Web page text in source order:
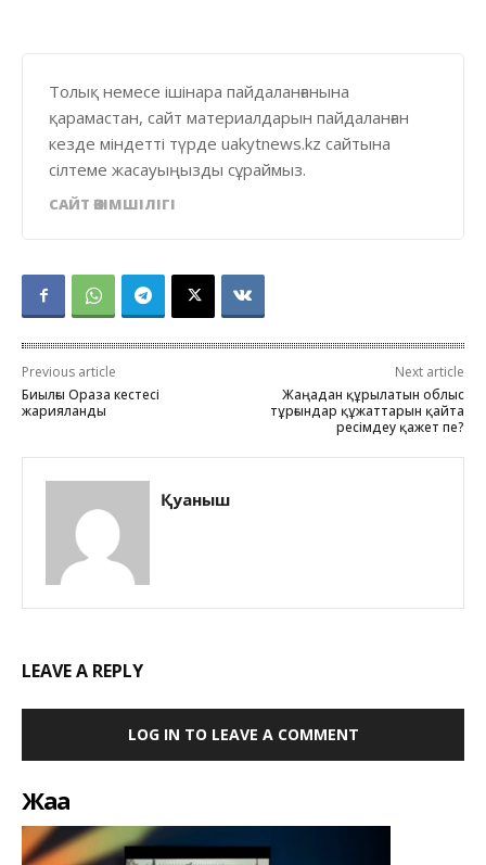
Толық немесе ішінара пайдаланғанына
қарамастан, сайт материалдарын пайдаланған
кезде міндетті түрде uakytnews.kz сайтына
сілтеме жасауыңызды сұраймыз.
САЙТ ӘКІМШІЛІГІ
Previous article
Биылғы Ораза кестесі
жарияланды
Next article
Жаңадан құрылатын облыс
тұрғындар құжаттарын қайта
ресімдеу қажет пе?
Қуаныш
LEAVE A REPLY
LOG IN TO LEAVE A COMMENT
Жаңа